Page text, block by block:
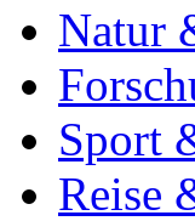
Natur
Sport
Reise